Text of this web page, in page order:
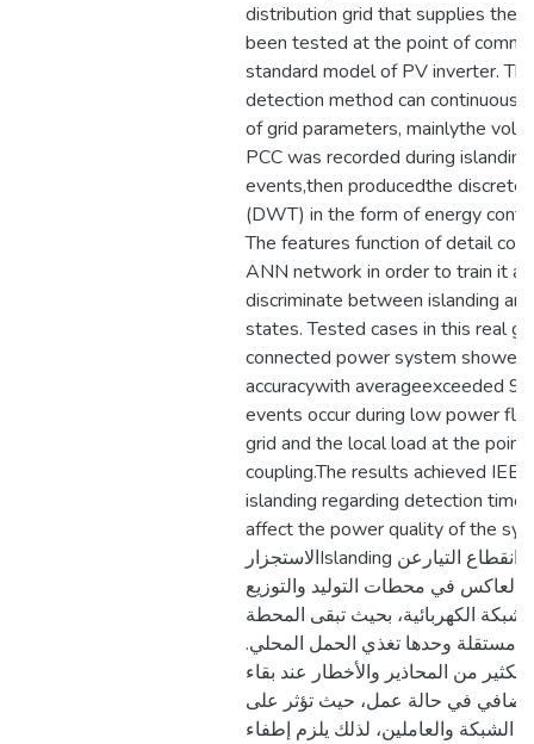
distribution grid that supplies the
been tested at the point of
standard model of PV inverter.
detection method can
of grid parameters, mainlythe
PCC was recorded during
events,then producedthe
(DWT) in the form of energy
The features function of detail
ANN network in order to train it
discriminate between islanding
states. Tested cases in this real
connected power system showed
accuracywith averageexceeded
events occur during low power
grid and the local load at the point
coupling.The results achieved
islanding regarding detection time
affect the power quality of the
الاستجزارIslanding هي ظاهرة تحدث عند انقطاع التيارعن
بالعاكس في محطات التوليد والتوزيع
الكهربائية، بحيث تبقى المحطة
مستقلة وحدها تغذي الحمل المحلي.
من المحاذير والأخطار عند بقاء
في حالة عمل، حيث تؤثر على
الشبكة والعاملين، لذلك يلزم إطفاء